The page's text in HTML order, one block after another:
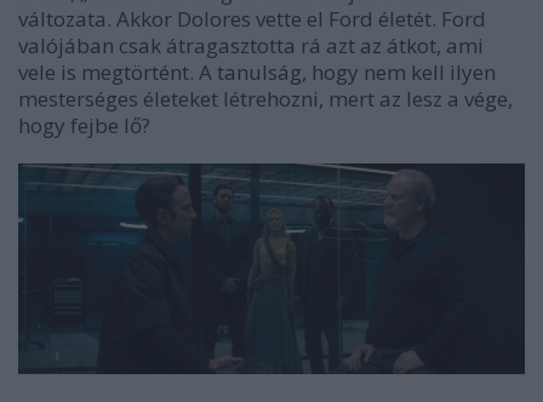
változata. Akkor Dolores vette el Ford életét. Ford
valójában csak átragasztotta rá azt az átkot, ami
vele is megtörtént. A tanulság, hogy nem kell ilyen
mesterséges életeket létrehozni, mert az lesz a vége,
hogy fejbe lő?